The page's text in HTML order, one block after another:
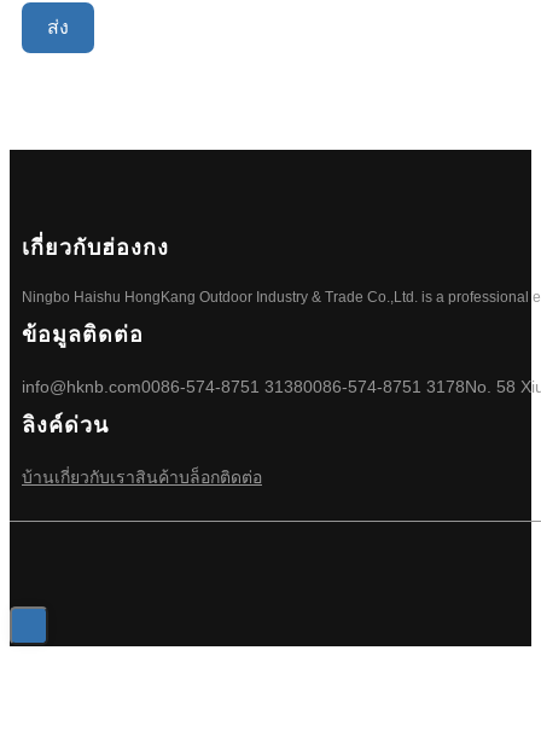
ส่ง
เกี่ยวกับฮ่องกง
Ningbo Haishu HongKang Outdoor Industry & Trade Co.,Ltd. is a professional
ข้อมูลติดต่อ
info@hknb.com0086-574-8751 31380086-574-8751 3178No. 58
ลิงค์ด่วน
บ้านเกี่ยวกับเราสินค้าบล็อกติดต่อ